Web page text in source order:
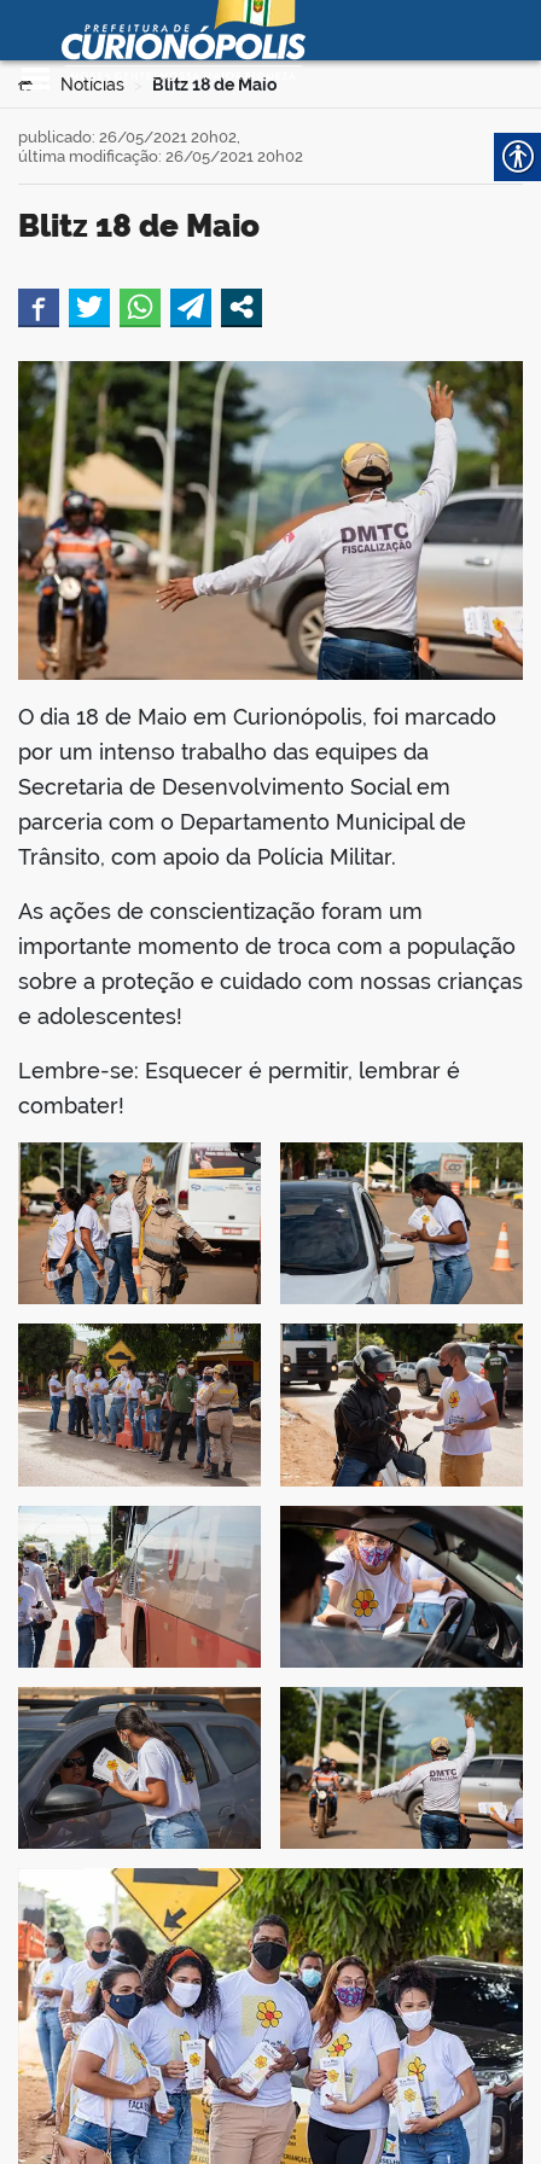
Ir para o conteúdo
Prefeitura Municipal de
Curionópolis
Você está aqui:
Notícias > Blitz 18 de Maio
Blitz 18 de Maio
publicado: 26/05/2021 20h02,
última modificação: 26/05/2021 20h02
O dia 18 de Maio em Curionópolis, foi marcado
por um intenso trabalho das equipes da
Secretaria de Desenvolvimento Social em
parceria com o Departamento Municipal de
Trânsito, com apoio da Polícia Militar.
As ações de conscientização foram um
importante momento de troca com a população
sobre a proteção e cuidado com nossas crianças
e adolescentes!
Lembre-se: Esquecer é permitir, lembrar é
combater!